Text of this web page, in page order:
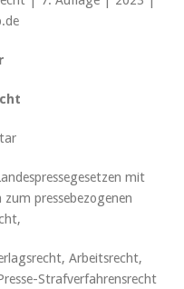
mit
pressebezogenen
Arbeitsrecht,
Strafverfahrensrecht